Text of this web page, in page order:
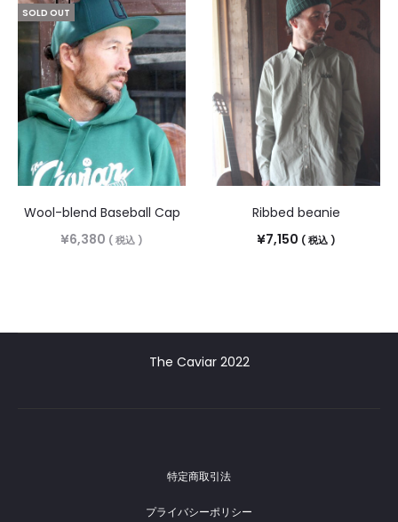
SOLD OUT
Wool-blend Baseball Cap
¥6,380 ( 税込 )
Ribbed beanie
¥7,150 ( 税込 )
The Caviar 2022
特定商取引法
プライバシーポリシー